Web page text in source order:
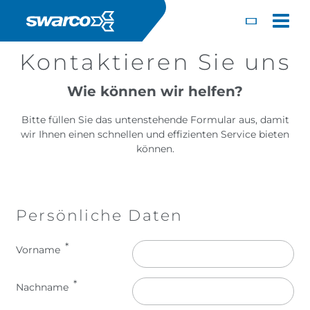
Toggle
English
Choose your country:
Africa
Iceland
Jamaica
Kontaktieren Sie uns
Wie können wir helfen?
Bitte füllen Sie das untenstehende Formular aus, damit
wir Ihnen einen schnellen und effizienten Service bieten
können.
Persönliche Daten
Vorname
Nachname